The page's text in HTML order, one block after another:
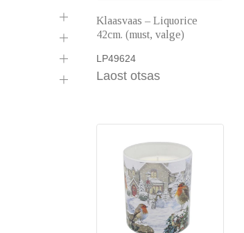
Klaasvaas – Liquorice
42cm. (must, valge)
LP49624
Laost otsas